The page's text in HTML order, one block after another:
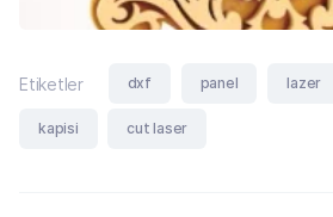
Etiketler dxf panel lazer
kapisi cut laser